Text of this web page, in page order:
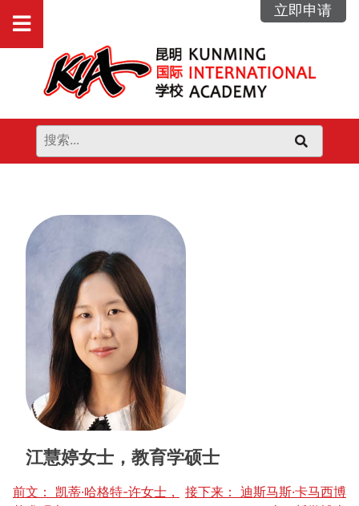
内
打
开
菜
立即申请
江慧婷女士，教育学硕士
帖
前文： 凯蒂·哈格特-许女士，
接下来： 迪斯马斯·卡马西博